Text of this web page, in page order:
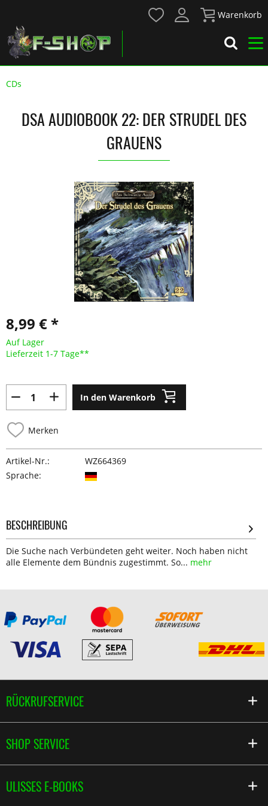
Warenkorb
CDs
DSA AUDIOBOOK 22: DER STRUDEL DES
GRAUENS
8,99 € *
Auf Lager
Lieferzeit 1-7 Tage**
In den Warenkorb
Merken
Artikel-Nr.:
WZ664369
Sprache:
BESCHREIBUNG
Die Suche nach Verbündeten geht weiter. Noch haben nicht
alle Elemente dem Bündnis zugestimmt. So... mehr
RÜCKRUFSERVICE
SHOP SERVICE
ULISSES E-BOOKS